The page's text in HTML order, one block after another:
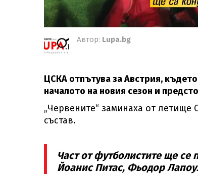
Автор: Lupa.bg
ЦСКА отпътува за Австрия,
началото на новия сезон и
„Червените“ заминаха от летище
състав.
Част от футболистите ще се
Йоанис Питас, Фьодор